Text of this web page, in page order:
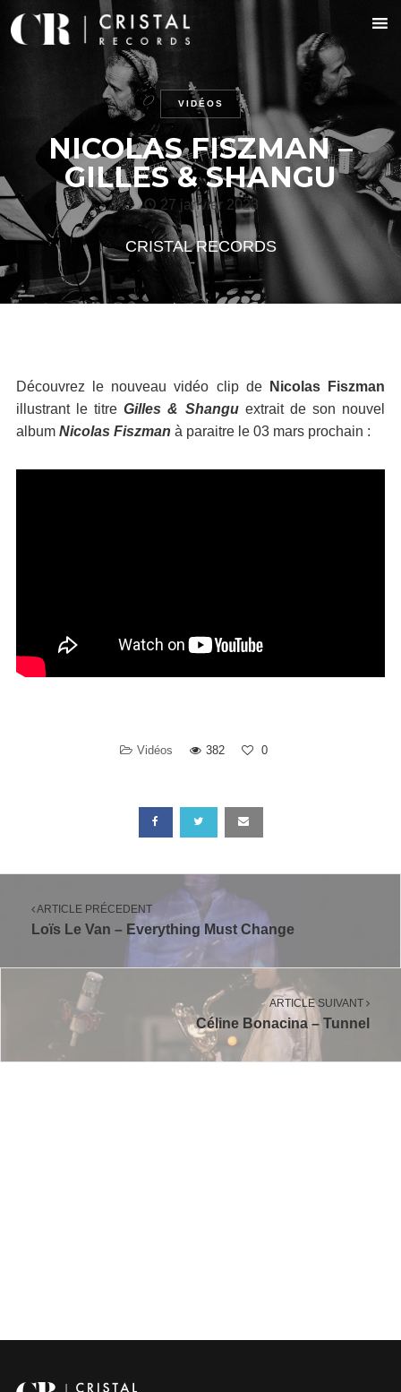
VIDÉOS
NICOLAS FISZMAN –
GILLES & SHANGU
27 janvier 2023
CRISTAL RECORDS
Découvrez le nouveau vidéo clip de
Nicolas Fiszman
illustrant le titreGilles & Shanguextrait de son nouvel
album Nicolas Fiszman à paraitre le 03 mars prochain :
Vidéos 382 0
ARTICLE PRÉCEDENT
Loïs Le Van – Everything Must Change
ARTICLE SUIVANT
Céline Bonacina – Tunnel